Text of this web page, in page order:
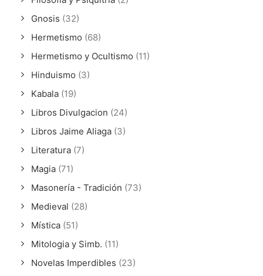
Gnosis (32)
Hermetismo (68)
Hermetismo y Ocultismo (11)
Hinduismo (3)
Kabala (19)
Libros Divulgacion (24)
Libros Jaime Aliaga (3)
Literatura (7)
Magia (71)
Masonería - Tradición (73)
Medieval (28)
Mística (51)
Mitologia y Simb. (11)
Novelas Imperdibles (23)